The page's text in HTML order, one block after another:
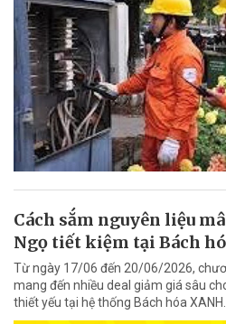
Cách sắm nguyên liệu
Ngọ tiết kiệm tại Bách
Từ ngày 17/06 đến 20/06/2026,
mang đến nhiều deal giảm giá sâu
thiết yếu tại hệ thống Bách hóa XANH.